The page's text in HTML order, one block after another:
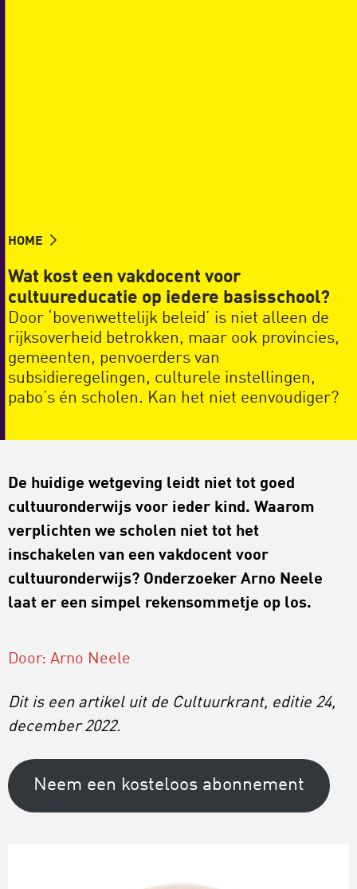
HOME
Wat kost een vakdocent voor
cultuureducatie op iedere basisschool?
Door ‘bovenwettelijk beleid’ is niet alleen de
rijksoverheid betrokken, maar ook provincies,
gemeenten, penvoerders van
subsidieregelingen, culturele instellingen,
pabo’s én scholen. Kan het niet eenvoudiger?
De huidige wetgeving leidt niet tot goed
cultuuronderwijs voor ieder kind. Waarom
verplichten we scholen niet tot het
inschakelen van een vakdocent voor
cultuuronderwijs? Onderzoeker Arno Neele
laat er een simpel rekensommetje op los.
Door: Arno Neele
Dit is een artikel uit de Cultuurkrant, editie 24,
december 2022.
Neem een kosteloos abonnement